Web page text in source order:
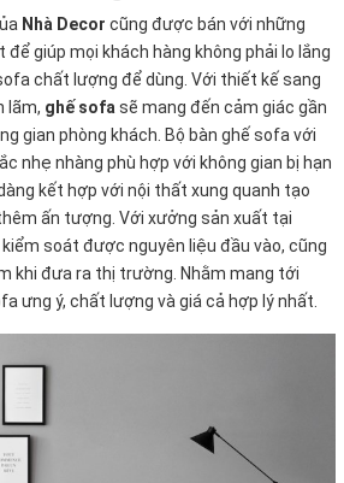
Nhà Decor cũng được bán với những
để giúp mọi khách hàng không phải lo lắng
chất lượng để dùng. Với thiết kế sang
lãm, ghế sofasẽ mang đến cảm giác gần
gian phòng khách. Bộ bàn ghế sofa với
nhẹ nhàng phù hợp với không gian bị hạn
kết hợp với nội thất xung quanh tạo
ấn tượng. Với xưởng sản xuất tại
soát được nguyên liệu đầu vào, cũng
khi đưa ra thị trường. Nhằm mang tới
ưng ý, chất lượng và giá cả hợp lý nhất.